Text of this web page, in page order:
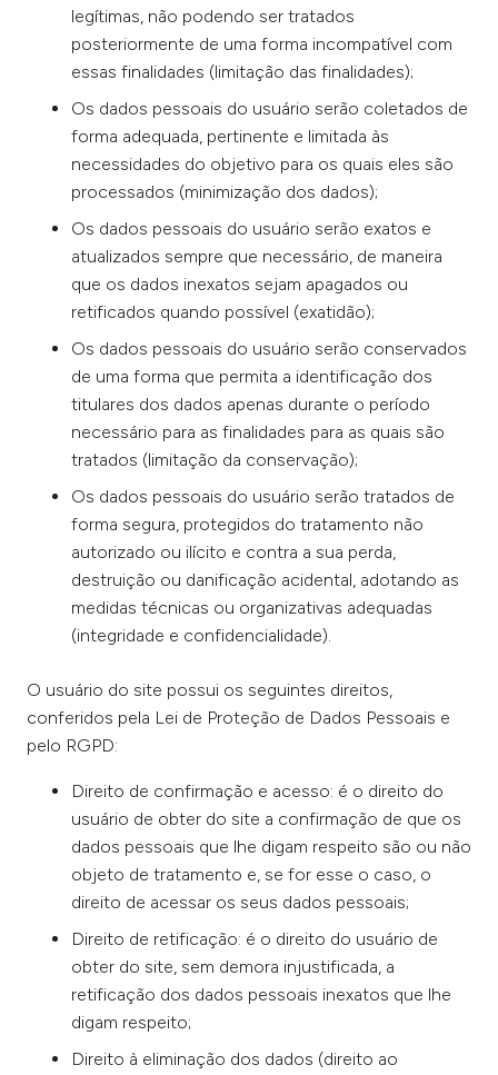
legítimas, não podendo ser tratados
posteriormente de uma forma incompatível com
essas finalidades (limitação das finalidades);
Os dados pessoais do usuário serão coletados de
forma adequada, pertinente e limitada às
necessidades do objetivo para os quais eles são
processados (minimização dos dados);
Os dados pessoais do usuário serão exatos e
atualizados sempre que necessário, de maneira
que os dados inexatos sejam apagados ou
retificados quando possível (exatidão);
Os dados pessoais do usuário serão conservados
de uma forma que permita a identificação dos
titulares dos dados apenas durante o período
necessário para as finalidades para as quais são
tratados (limitação da conservação);
Os dados pessoais do usuário serão tratados de
forma segura, protegidos do tratamento não
autorizado ou ilícito e contra a sua perda,
destruição ou danificação acidental, adotando as
medidas técnicas ou organizativas adequadas
(integridade e confidencialidade).
O usuário do site possui os seguintes direitos,
conferidos pela Lei de Proteção de Dados Pessoais e
pelo RGPD:
Direito de confirmação e acesso: é o direito do
usuário de obter do site a confirmação de que os
dados pessoais que lhe digam respeito são ou não
objeto de tratamento e, se for esse o caso, o
direito de acessar os seus dados pessoais;
Direito de retificação: é o direito do usuário de
obter do site, sem demora injustificada, a
retificação dos dados pessoais inexatos que lhe
digam respeito;
Direito à eliminação dos dados (direito ao